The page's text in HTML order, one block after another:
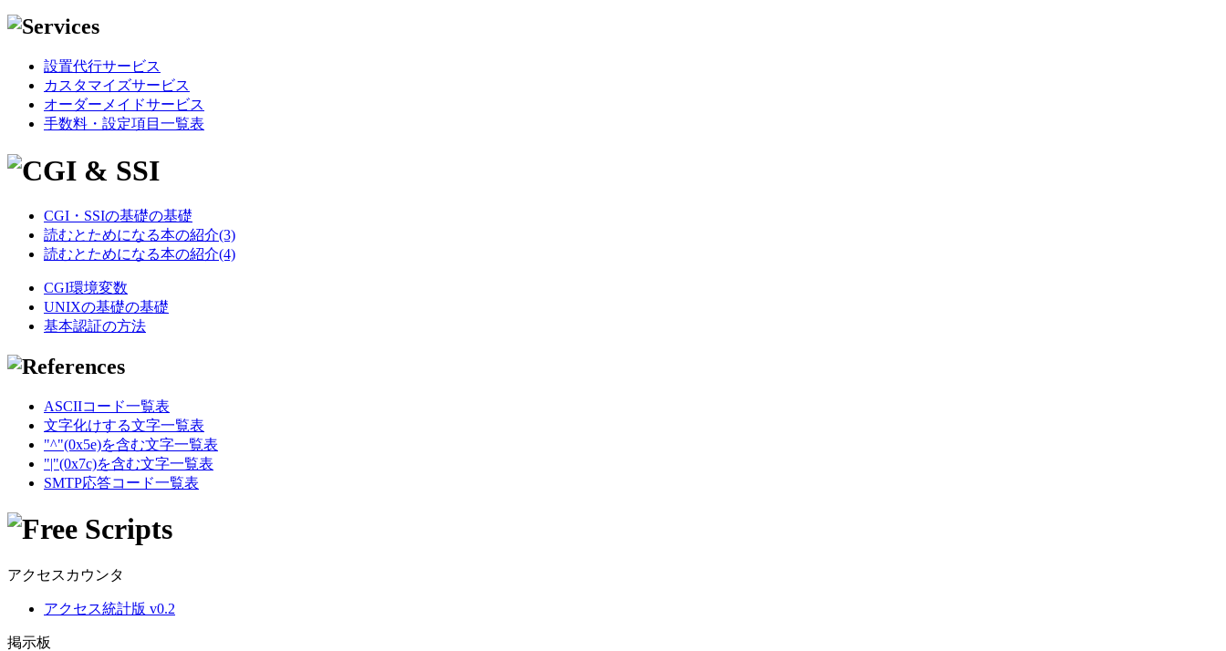
設置代行サービス
カスタマイズサービス
オーダーメイドサービス
手数料・設定項目一覧表
CGI・SSIの基礎の基礎
読むとためになる本の紹介(3)
読むとためになる本の紹介(4)
CGI環境変数
UNIXの基礎の基礎
基本認証の方法
ASCIIコード一覧表
文字化けする文字一覧表
"^"(0x5e)を含む文字一覧表
"|"(0x7c)を含む文字一覧表
SMTP応答コード一覧表
アクセスカウンタ
アクセス統計版 v0.2
掲示板